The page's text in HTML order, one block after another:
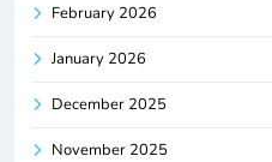
February 2026
January 2026
December 2025
November 2025